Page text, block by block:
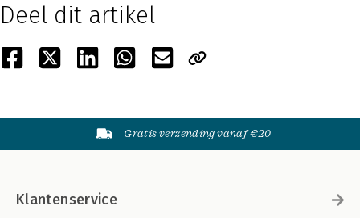
Deel dit artikel
Gratis verzending vanaf €20
Klantenservice